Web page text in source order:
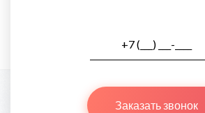
Заказать звонок